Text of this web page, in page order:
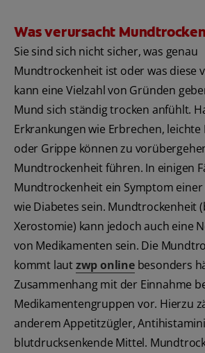
Was verursacht
Sie sind sich nicht sicher, was genau
Mundtrockenheit ist oder was diese
kann eine Vielzahl von Gründen
Mund sich ständig trocken anfühlt.
Erkrankungen wie Erbrechen,
oder Grippe können zu
Mundtrockenheit führen. In einigen
Mundtrockenheit ein Symptom
wie Diabetes sein. Mundtrockenheit
Xerostomie) kann jedoch auch eine
von Medikamenten sein. Die
kommt lautzwp onlinebesonders
Zusammenhang mit der Einnahme
Medikamentengruppen vor. Hierzu
anderem Appetitzügler,
blutdrucksenkende Mittel.